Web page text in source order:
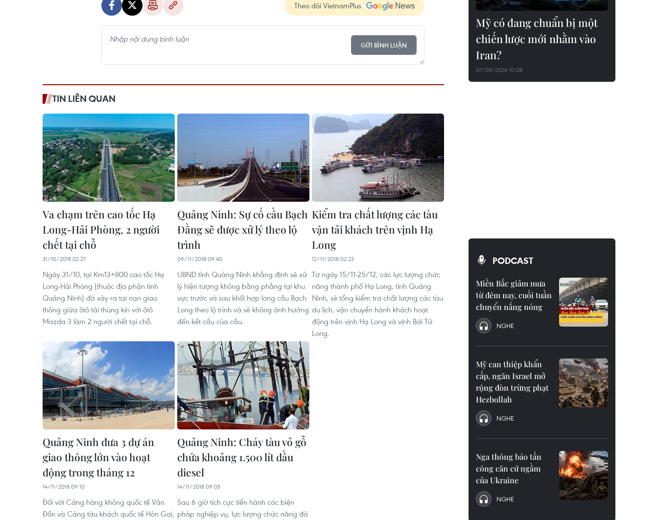
Theo dõi VietnamPlus
GỬI BÌNH LUẬN
TIN LIÊN QUAN
Va chạm trên cao tốc Hạ
Long-Hải Phòng, 2 người
chết tại chỗ
31/10/2018 02:27
Ngày 31/10, tại Km13+800 cao tốc Hạ
Long-Hải Phòng (thuộc địa phận tỉnh
Quảng Ninh) đã xảy ra tai nạn giao
thông giữa ôtô tải thùng kín với ôtô
Mazda 3 làm 2 người chết tại chỗ.
Quảng Ninh: Sự cố cầu Bạch
Đằng sẽ được xử lý theo lộ
trình
09/11/2018 09:40
UBND tỉnh Quảng Ninh khẳng định sẽ xử
lý hiện tượng không bằng phẳng tại khu
vực trước và sau khối hợp long cầu Bạch
Long theo lộ trình và sẽ không ảnh hưởng
đến kết cấu của cầu.
Kiểm tra chất lượng các tàu
vận tải khách trên vịnh Hạ
Long
12/11/2018 02:23
Từ ngày 15/11-25/12, các lực lượng chức
năng thành phố Hạ Long, tỉnh Quảng
Ninh, sẽ tổng kiểm tra chất lượng các tàu
du lịch, vận chuyển hành khách hoạt
động trên vịnh Hạ Long và vịnh Bái Tử
Long.
Quảng Ninh đưa 3 dự án
giao thông lớn vào hoạt
động trong tháng 12
14/11/2018 09:10
Đối với Cảng hàng không quốc tế Vân
Đồn và Cảng tàu khách quốc tế Hòn Gai,
Quảng Ninh: Cháy tàu vỏ gỗ
chứa khoảng 1.500 lít dầu
diesel
14/11/2018 09:05
Sau 6 giờ tích cực tiến hành các biện
pháp nghiệp vụ, lực lượng chức năng đã
Mỹ có đang chuẩn bị một
chiến lược mới nhằm vào
Iran?
07/08/2026 10:08
PODCAST
Miền Bắc giảm mưa
từ đêm nay, cuối tuần
chuyển nắng nóng
NGHE
Mỹ can thiệp khẩn
cấp, ngăn Israel mở
rộng đòn trừng phạt
Hezbollah
NGHE
Nga thông báo tấn
công căn cứ ngầm
của Ukraine
NGHE